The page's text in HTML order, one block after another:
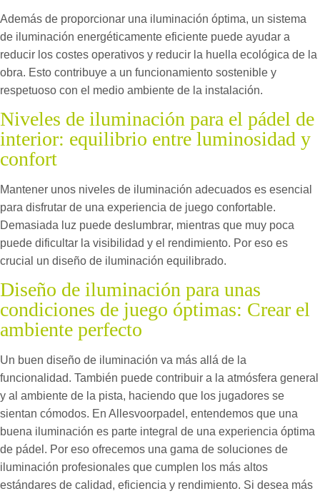
Además de proporcionar una iluminación óptima, un sistema
de iluminación energéticamente eficiente puede ayudar a
reducir los costes operativos y reducir la huella ecológica de la
obra. Esto contribuye a un funcionamiento sostenible y
respetuoso con el medio ambiente de la instalación.
Niveles de iluminación para el pádel de
interior: equilibrio entre luminosidad y
confort
Mantener unos niveles de iluminación adecuados es esencial
para disfrutar de una experiencia de juego confortable.
Demasiada luz puede deslumbrar, mientras que muy poca
puede dificultar la visibilidad y el rendimiento. Por eso es
crucial un diseño de iluminación equilibrado.
Diseño de iluminación para unas
condiciones de juego óptimas: Crear el
ambiente perfecto
Un buen diseño de iluminación va más allá de la
funcionalidad. También puede contribuir a la atmósfera general
y al ambiente de la pista, haciendo que los jugadores se
sientan cómodos. En Allesvoorpadel, entendemos que una
buena iluminación es parte integral de una experiencia óptima
de pádel. Por eso ofrecemos una gama de soluciones de
iluminación profesionales que cumplen los más altos
estándares de calidad, eficiencia y rendimiento. Si desea más